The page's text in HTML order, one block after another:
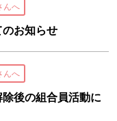
んへ
お知らせ
んへ
後の組合員活動に